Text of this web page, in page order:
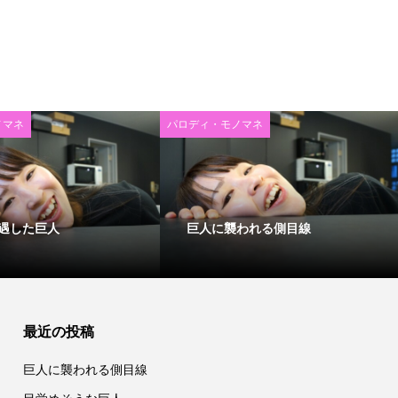
ネ
した巨人
パロディ・モノマネ
巨人に襲われる側目線
最近の投稿
巨人に襲われる側目線